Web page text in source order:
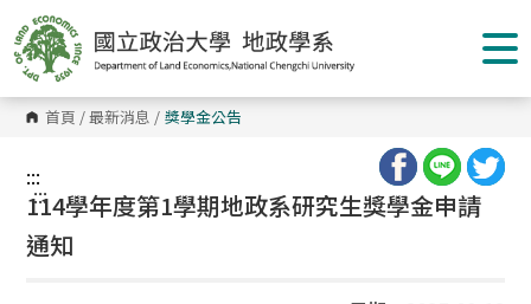
到
主
要
內
容
區 首頁 /最新消息 / 獎學金公告
:::
:::
114學年度第1學期地政系研究生獎學金申請
通知